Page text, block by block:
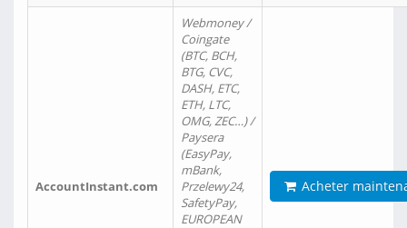
AccountInstant.com
Webmoney /
Coingate
(BTC, BCH,
BTG, CVC,
DASH, ETC,
ETH, LTC,
OMG, ZEC…) /
Paysera
(EasyPay,
mBank,
Przelewy24,
SafetyPay,
EUROPEAN
Acheter